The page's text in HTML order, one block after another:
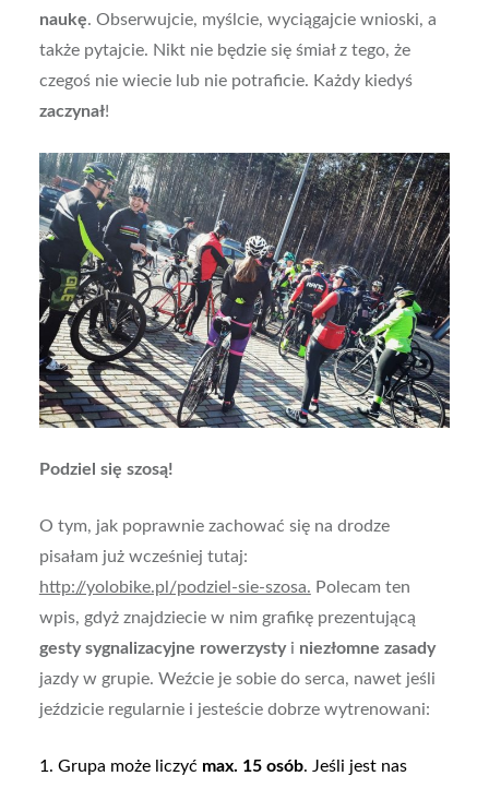
naukę. Obserwujcie, myślcie, wyciągajcie wnioski, a
także pytajcie. Nikt nie będzie się śmiał z tego, że
czegoś nie wiecie lub nie potraficie. Każdy kiedyś
zaczynał!
Podziel się szosą!
O tym, jak poprawnie zachować się na drodze
pisałam już wcześniej tutaj:
http://yolobike.pl/podziel-sie-szosa. Polecam ten
wpis, gdyż znajdziecie w nim grafikę prezentującą
gesty sygnalizacyjne rowerzystyi niezłomne zasady
jazdy w grupie. Weźcie je sobie do serca, nawet jeśli
jeździcie regularnie i jesteście dobrze wytrenowani:
1. Grupa może liczyć max. 15 osób. Jeśli jest nas